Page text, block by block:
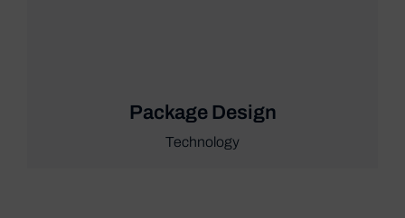
Package Design
Technology